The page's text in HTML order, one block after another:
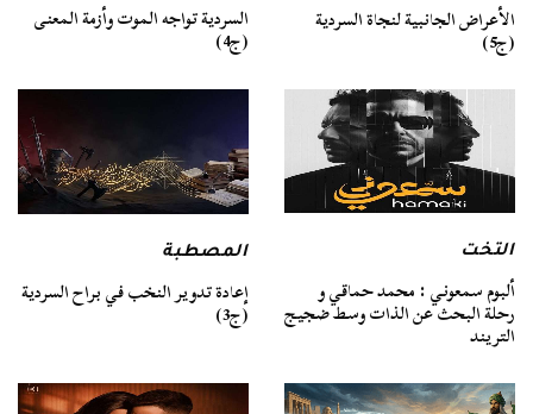
الأعراض الجانبية لنجاة السردية
(ج5)
السردية تواجه الموت وأزمة المعنى
(ج4)
التخت
ألبوم سمعوني : محمد حماقي و
رحلة البحث عن الذات وسط ضجيج
التريند
المصطبة
إعادة تدوير النخب في براح السردية
(ج3)